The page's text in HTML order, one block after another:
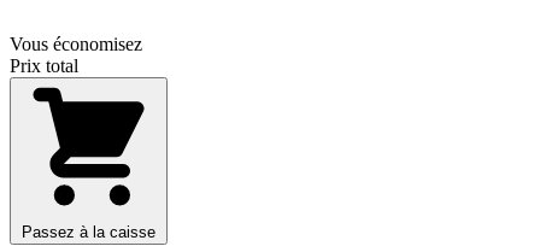
Vous économisez
Prix total
Passez à la caisse